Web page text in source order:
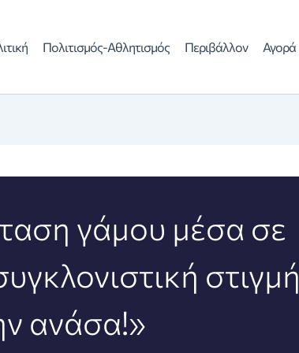
Πολιτισμός-Αθλητισμός Περιβάλλον Αγορά
γάμου μέσα σε
στιγμή
ανάσα!»